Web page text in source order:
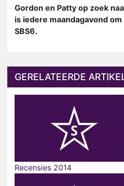
Gordon en Patty op zoek
is iedere maandagavond
SBS6.
GERELATEERDE
Recensies 2014